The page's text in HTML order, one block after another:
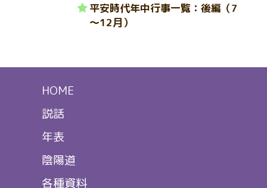
平安時代年中行事一覧：後編（7
～12月）
HOME
説話
年表
陰陽道
各種資料